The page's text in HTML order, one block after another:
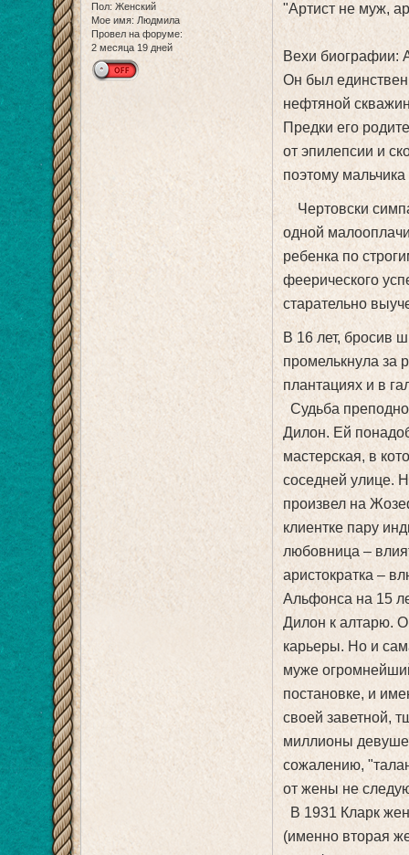
Пол: Женский
Мое имя: Людмила
Провел на форуме:
2 месяца 19 дней
"Артист не муж,
Вехи биографии:
Он был
нефтяной
Предки его
от эпилепсии и
поэтому
Чертовски
одной
ребенка по
феерического
старательно
В 16 лет, бросив
промелькнула за
плантациях и в
Судьба
Дилон. Ей
мастерская, в
соседней улице.
произвел на
клиентке пару
любовница –
аристократка –
Альфонса на 15
Дилон к алтарю.
карьеры. Но и
муже
постановке, и
своей заветной,
миллионы
сожалению,
от жены не
В 1931 Кларк
(именно вторая